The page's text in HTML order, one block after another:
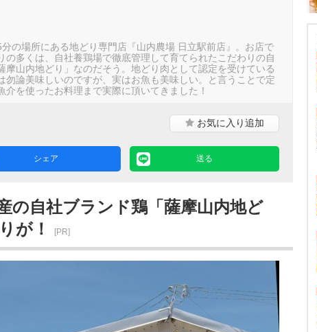
の場所にある地どり専門店『山内農場 日立駅前店』。お店で
の多くは、自社養鶏場で徹底管理して育てられたこだわりの自
摩山内地どり」なのだそう。地どり肉として認定を受けている
勿論美味しいのですが、実はお魚も美味しい。と言うことで定
介を使ったお料理まで実際に頂いてきました！
お気に入り追加
シェア 送る
の自社ブランド鶏「薩摩山内地ど
が！
[PR]